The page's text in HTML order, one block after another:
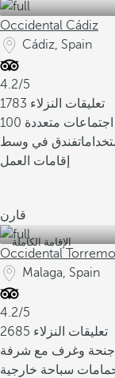
Occidental Cádiz
Cádiz, Spain
4.2/5
1783 تعليقات النزلاء
متعددة
فندق في وسط Cádiz مثالي للأزواج أو العائلات أو
إقامات العمل
قارن
الإقامة الكاملة
Occidental
Malaga, Spain
4.2/5
2685 تعليقات النزلاء
وغرف مع شرفة